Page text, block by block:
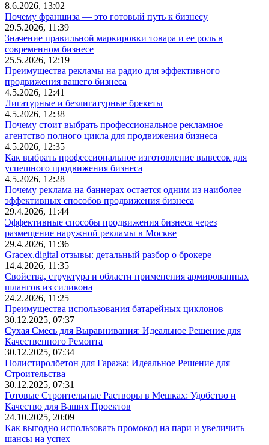
8.6.2026, 13:02
Почему франшиза — это готовый путь к бизнесу
29.5.2026, 11:39
Значение правильной маркировки товара и ее роль в
современном бизнесе
25.5.2026, 12:19
Преимущества рекламы на радио для эффективного
продвижения вашего бизнеса
4.5.2026, 12:41
Лигатурные и безлигатурные брекеты
4.5.2026, 12:38
Почему стоит выбрать профессиональное рекламное
агентство полного цикла для продвижения бизнеса
4.5.2026, 12:35
Как выбрать профессиональное изготовление вывесок для
успешного продвижения бизнеса
4.5.2026, 12:28
Почему реклама на баннерах остается одним из наиболее
эффективных способов продвижения бизнеса
29.4.2026, 11:44
Эффективные способы продвижения бизнеса через
размещение наружной рекламы в Москве
29.4.2026, 11:36
Gracex.digital отзывы: детальный разбор о брокере
14.4.2026, 11:35
Свойства, структура и области применения армированных
шлангов из силикона
24.2.2026, 11:25
Преимущества использования батарейных циклонов
30.12.2025, 07:37
Сухая Смесь для Выравнивания: Идеальное Решение для
Качественного Ремонта
30.12.2025, 07:34
Полистиролбетон для Гаража: Идеальное Решение для
Строительства
30.12.2025, 07:31
Готовые Строительные Растворы в Мешках: Удобство и
Качество для Ваших Проектов
24.10.2025, 20:09
Как выгодно использовать промокод на пари и увеличить
шансы на успех